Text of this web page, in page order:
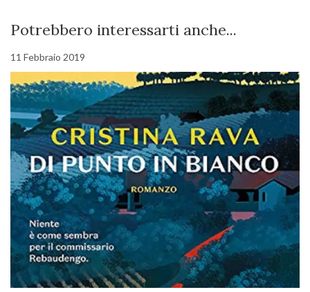
Potrebbero interessarti anche...
11 Febbraio 2019